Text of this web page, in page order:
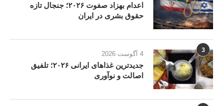
اعدام بهزاد صفوت ۲۰۲۶؛ جنجال تازه
حقوق بشری در ایران
3 4 آگوست 2026
جدیدترین غذاهای ایرانی ۲۰۲۶؛ تلفیق
اصالت و نوآوری